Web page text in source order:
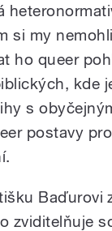
si my
ho queer
kde
s
postavy
Baďurovi
zviditelňuje